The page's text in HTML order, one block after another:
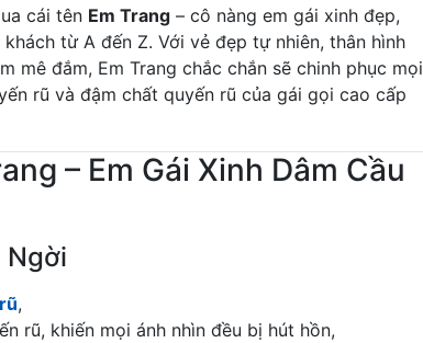
cái tên Em Trang – cô nàng em gái xinh đẹp,
từ A đến Z. Với vẻ đẹp tự nhiên, thân hình
mê đắm, Em Trang chắc chắn sẽ chinh phục mọi
rũ và đậm chất quyến rũ của gái gọi cao cấp
– Em Gái Xinh Dâm Cầu
Ngời
,
rũ, khiến mọi ánh nhìn đều bị hút hồn,